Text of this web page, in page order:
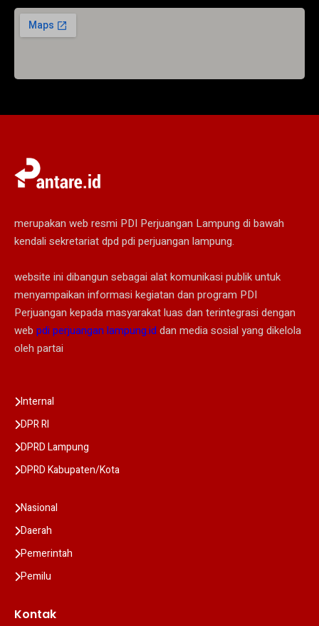
merupakan web resmi PDI Perjuangan Lampung di bawah
kendali sekretariat dpd pdi perjuangan lampung.
website ini dibangun sebagai alat komunikasi publik untuk
menyampaikan informasi kegiatan dan program PDI
Perjuangan kepada masyarakat luas dan terintegrasi dengan
web pdi perjuangan lampung.id dan media sosial yang dikelola
oleh partai
Internal
DPR RI
DPRD Lampung
DPRD Kabupaten/Kota
Nasional
Daerah
Pemerintah
Pemilu
Kontak